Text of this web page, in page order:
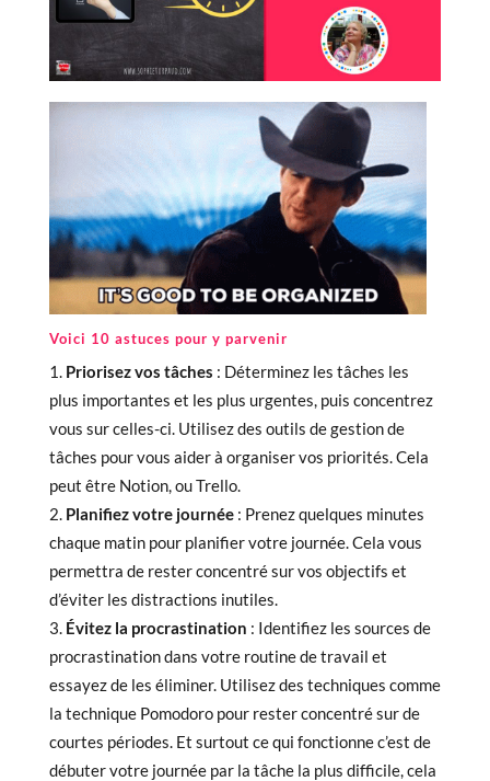
Voici 10 astuces pour y parvenir
Priorisez vos tâches : Déterminez les tâches les
plus importantes et les plus urgentes, puis concentrez
vous sur celles-ci. Utilisez des outils de gestion de
tâches pour vous aider à organiser vos priorités. Cela
peut être Notion, ou Trello.
Planifiez votre journée: Prenez quelques minutes
chaque matin pour planifier votre journée. Cela vous
permettra de rester concentré sur vos objectifs et
d’éviter les distractions inutiles.
Évitez la procrastination : Identifiez les sources de
procrastination dans votre routine de travail et
essayez de les éliminer. Utilisez des techniques comme
la technique Pomodoro pour rester concentré sur de
courtes périodes. Et surtout ce qui fonctionne c’est de
débuter votre journée par la tâche la plus difficile, cela